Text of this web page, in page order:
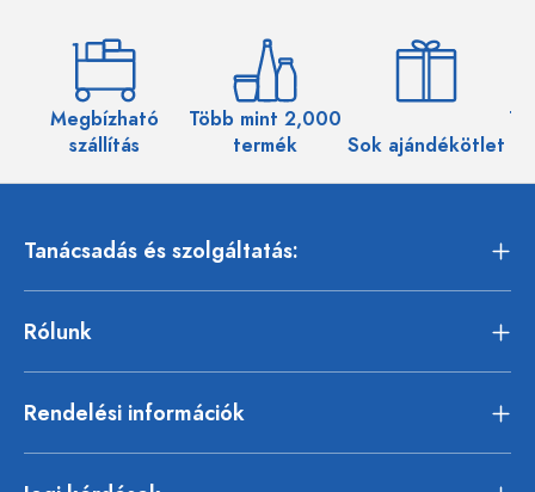
Megbízható
szállítás
Több mint 2,000
termék
Sok ajándékötlet
Tanácsadás és szolgáltatás:
Rólunk
Rendelési információk